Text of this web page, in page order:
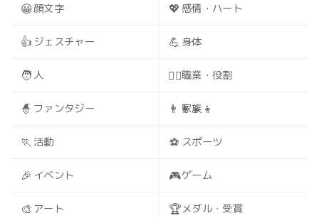
😀顔文字 💖 感情・ハート
👍 ジェスチャー 💪 身体
🧑 人 🧑‍⚕️職業・役割
🧙 ファンタジー 👨‍👩‍👧‍👦
家族
🏃 活動 ⚽ スポーツ
🎉 イベント 🎮ゲーム
🎨 アート 🏆メダル・受賞